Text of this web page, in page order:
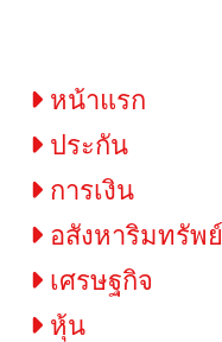
หน้าแรก
ประกัน
การเงิน
อสังหาริมทรัพย์
เศรษฐกิจ
หุ้น